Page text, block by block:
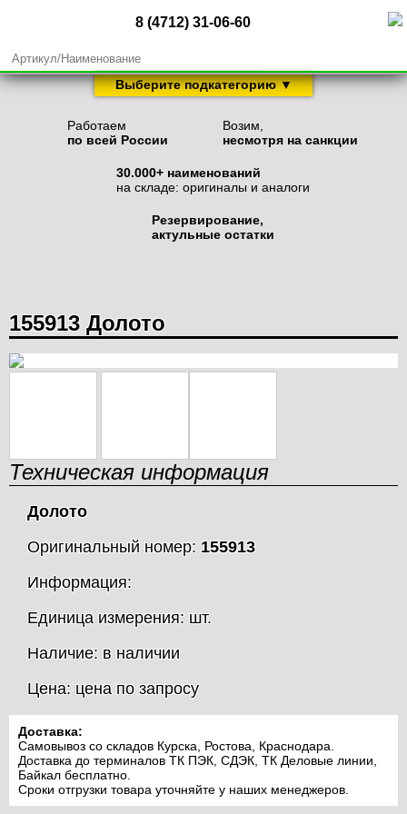
8 (4712) 31-06-60
Работаем
по всей России
Возим,
несмотря на санкции
30.000+ наименований
на складе: оригиналы и аналоги
Резервирование,
актульные остатки
Выберите подкатегорию ▼
Запчасти для сеялок
Запчасти для плугов
Запчасти для культиваторов
Запчасти для глубокорыхлителей
Запчасти для мульчировщиков и фрез
155913 Долото
Техническая информация
Долото
Оригинальный номер: 155913
Информация:
Единица измерения: шт.
Наличие: в наличии
Цена: цена по запросу
Доставка:
Самовывоз со складов Курска, Ростова, Краснодара.
Доставка до терминалов ТК ПЭК, СДЭК, ТК Деловые линии,
Байкал бесплатно.
Сроки отгрузки товара уточняйте у наших менеджеров.